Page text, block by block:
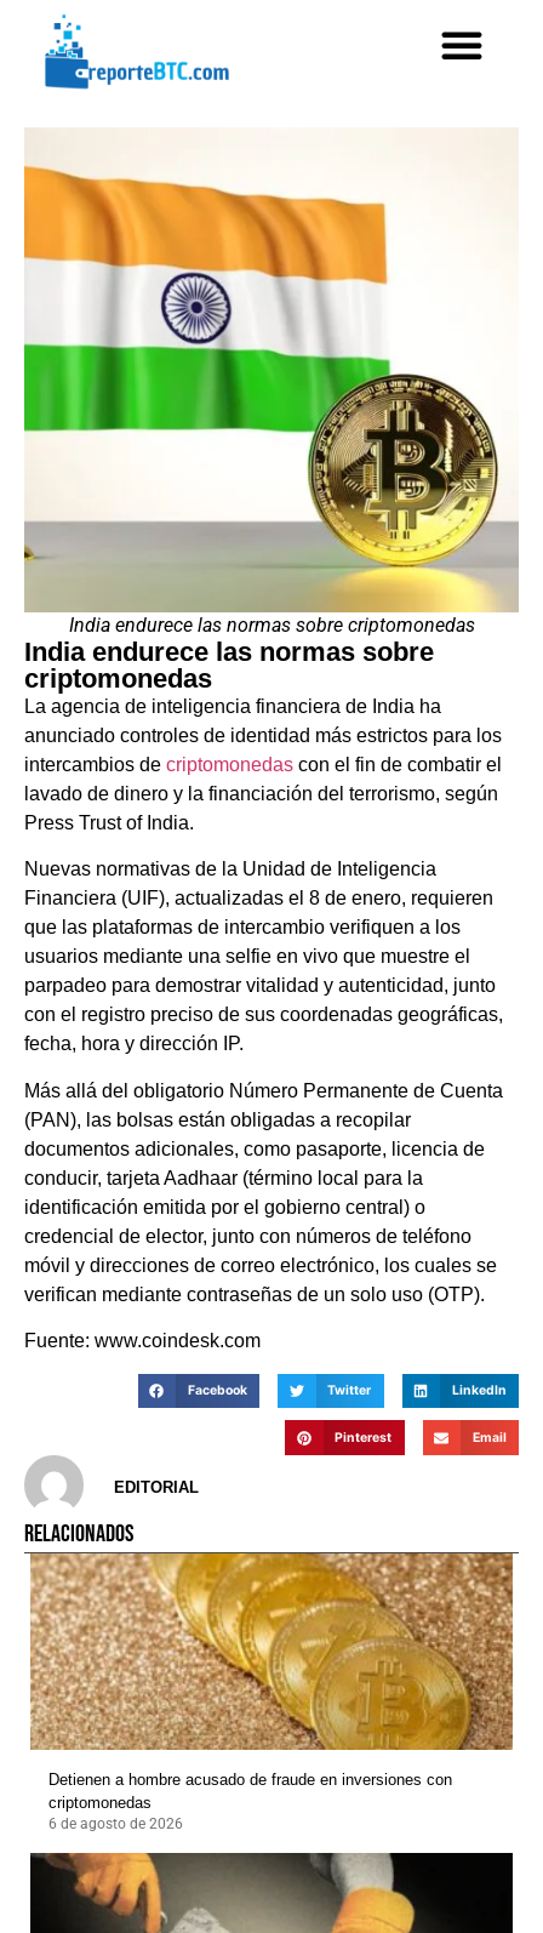
India endurece las normas sobre criptomonedas
India endurece las normas sobre
criptomonedas
La agencia de inteligencia financiera de India ha
anunciado controles de identidad más estrictos para los
intercambios de criptomonedas con el fin de combatir el
lavado de dinero y la financiación del terrorismo, según
Press Trust of India.
Nuevas normativas de la Unidad de Inteligencia
Financiera (UIF), actualizadas el 8 de enero, requieren
que las plataformas de intercambio verifiquen a los
usuarios mediante una selfie en vivo que muestre el
parpadeo para demostrar vitalidad y autenticidad, junto
con el registro preciso de sus coordenadas geográficas,
fecha, hora y dirección IP.
Más allá del obligatorio Número Permanente de Cuenta
(PAN), las bolsas están obligadas a recopilar
documentos adicionales, como pasaporte, licencia de
conducir, tarjeta Aadhaar (término local para la
identificación emitida por el gobierno central) o
credencial de elector, junto con números de teléfono
móvil y direcciones de correo electrónico, los cuales se
verifican mediante contraseñas de un solo uso (OTP).
Fuente: www.coindesk.com
Facebook Twitter LinkedIn
Pinterest Email
EDITORIAL
RELACIONADOS
Detienen a hombre acusado de fraude en inversiones con
criptomonedas
6 de agosto de 2026